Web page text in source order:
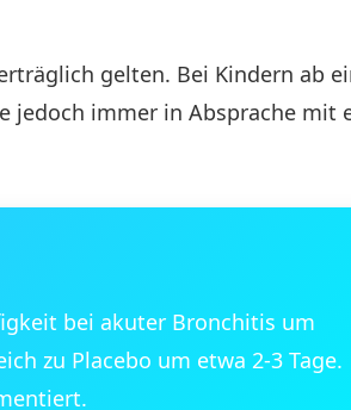
gelten. Bei Kindern ab
jedoch immer in Absprache mit
bei akuter Bronchitis um
zu Placebo um etwa 2-3 Tage.